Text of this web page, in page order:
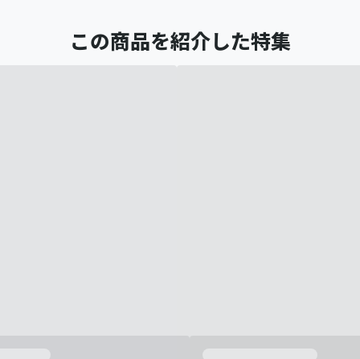
この商品を紹介した特集